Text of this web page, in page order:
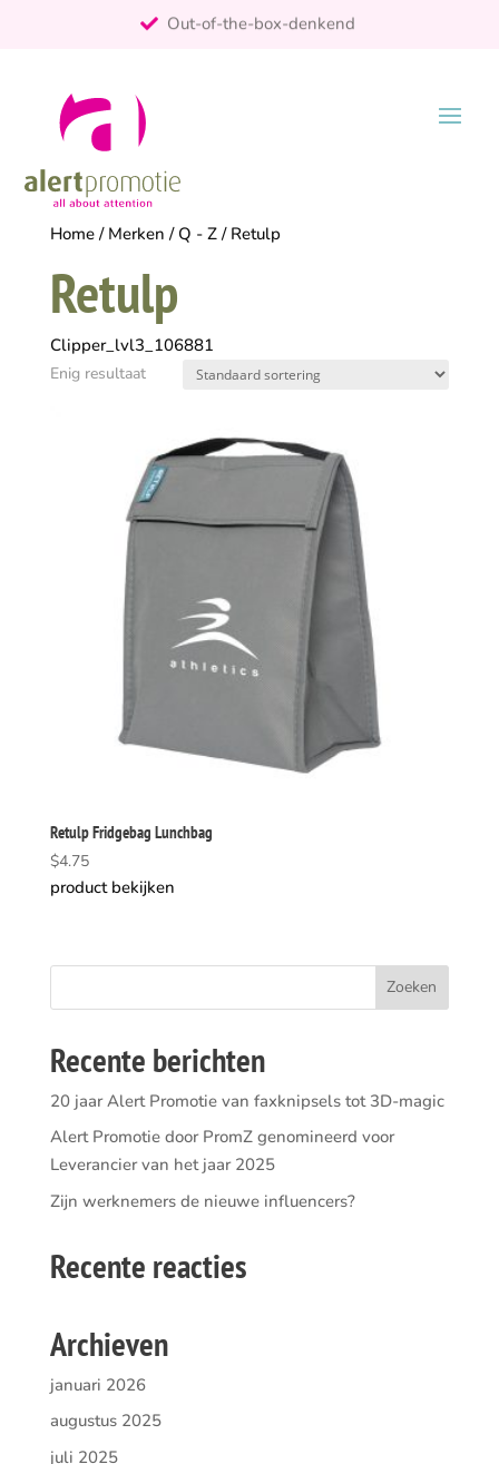
Home/ Merken / Q - Z/ Retulp
Retulp
Clipper_lvl3_106881
Enig resultaat
Retulp Fridgebag Lunchbag
$4.75
product bekijken
Recente berichten
20 jaar Alert Promotie van faxknipsels tot 3D-magic
Alert Promotie door PromZ genomineerd voor
Leverancier van het jaar 2025
Zijn werknemers de nieuwe influencers?
Recente reacties
Archieven
januari 2026
augustus 2025
juli 2025